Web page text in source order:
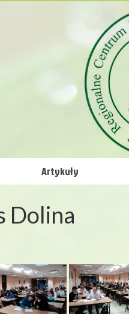
Artykuły
Dolina